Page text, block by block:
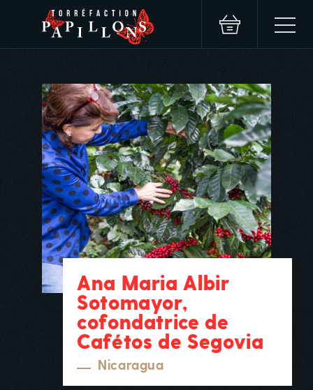
Ana Maria Albir
Sotomayor,
cofondatrice de
Cafétos de Segovia
Nicaragua